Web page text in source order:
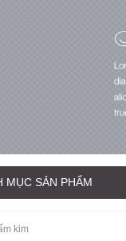
MỤC SẢN PHẨM
kim